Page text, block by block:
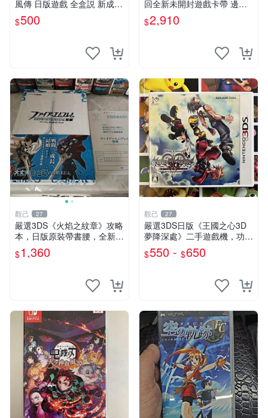
風傳 日版遊戲 全盒説 新成色
推薦 收藏 吉他 游戲
$500
回全新未開封遊戲卡帶 邊境
之門 PSP 日版 新品 無拆封
測試過
$2,910
觀己 27
嚴選3DS《火焰之紋章》攻略
本，日版原裝帶書腰，全新未
拆封推薦收藏 火焰之紋章 策
略 導讀
$1,360
觀己 27
嚴選3DS日版《王國之心3D
夢降深處》二手遊戲機，功能
正常 Dream降深處 3DS 國王
之心
$550 - $650